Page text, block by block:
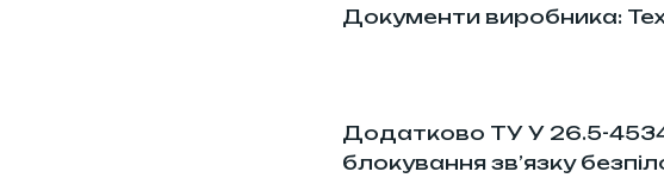
Документи виробника:
Додатково ТУ У 26.5-
блокування зв’язку